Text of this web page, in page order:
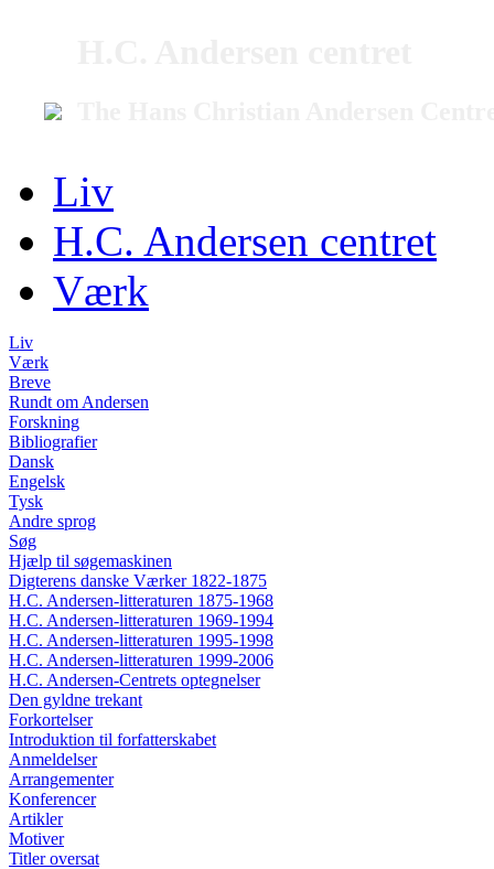
Liv
H.C. Andersen centret
Værk
Liv
Værk
Breve
Rundt om Andersen
Forskning
Bibliografier
Dansk
Engelsk
Tysk
Andre sprog
Søg
Hjælp til søgemaskinen
Digterens danske Værker 1822-1875
H.C. Andersen-litteraturen 1875-1968
H.C. Andersen-litteraturen 1969-1994
H.C. Andersen-litteraturen 1995-1998
H.C. Andersen-litteraturen 1999-2006
H.C. Andersen-Centrets optegnelser
Den gyldne trekant
Forkortelser
Introduktion til forfatterskabet
Anmeldelser
Arrangementer
Konferencer
Artikler
Motiver
Titler oversat